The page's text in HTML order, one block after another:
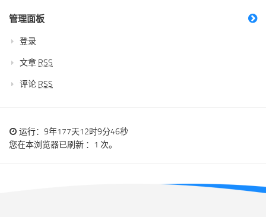
管理面板
登录
文章 RSS
评论 RSS
运行：9年177天12时9分47秒
您在本浏览器已刷新 ：1 次。